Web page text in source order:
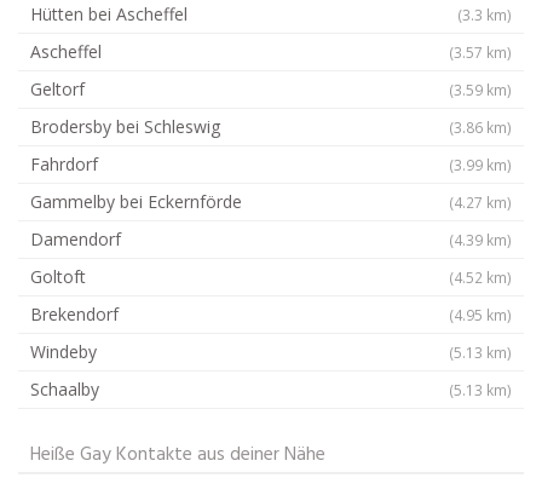
Hütten bei Ascheffel (3.3 km)
Ascheffel (3.57 km)
Geltorf (3.59 km)
Brodersby bei Schleswig (3.86 km)
Fahrdorf (3.99 km)
Gammelby bei Eckernförde (4.27 km)
Damendorf (4.39 km)
Goltoft (4.52 km)
Brekendorf (4.95 km)
Windeby (5.13 km)
Schaalby (5.13 km)
Heiße Gay Kontakte aus deiner Nähe